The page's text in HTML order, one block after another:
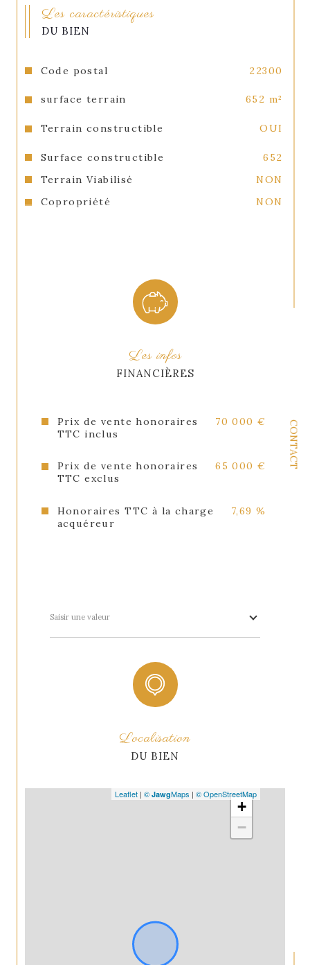
CONTACT
Les caractéristiques
DU BIEN
Code postal 22300
surface terrain 652 m²
Terrain constructible OUI
Surface constructible
652
Terrain Viabilisé
NON
Copropriété
NON
Les infos
FINANCIÈRES
Prix de vente honoraires
TTC inclus
70 000 €
Prix de vente honoraires
TTC exclus
65 000 €
Honoraires TTC à la charge
acquéreur
7,69 %
Saisir une valeur
Localisation
DU BIEN
+
−
Leaflet | © JawgMaps | © OpenStreetMap